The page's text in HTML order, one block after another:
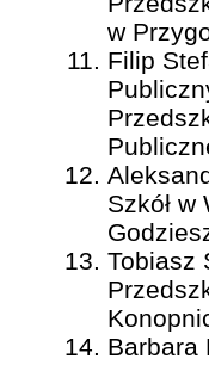
w
Filip
Szkół
Tobiasz
Barbara